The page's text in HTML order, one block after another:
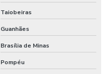
Taiobeiras
Guanhães
Brasília de Minas
Pompéu